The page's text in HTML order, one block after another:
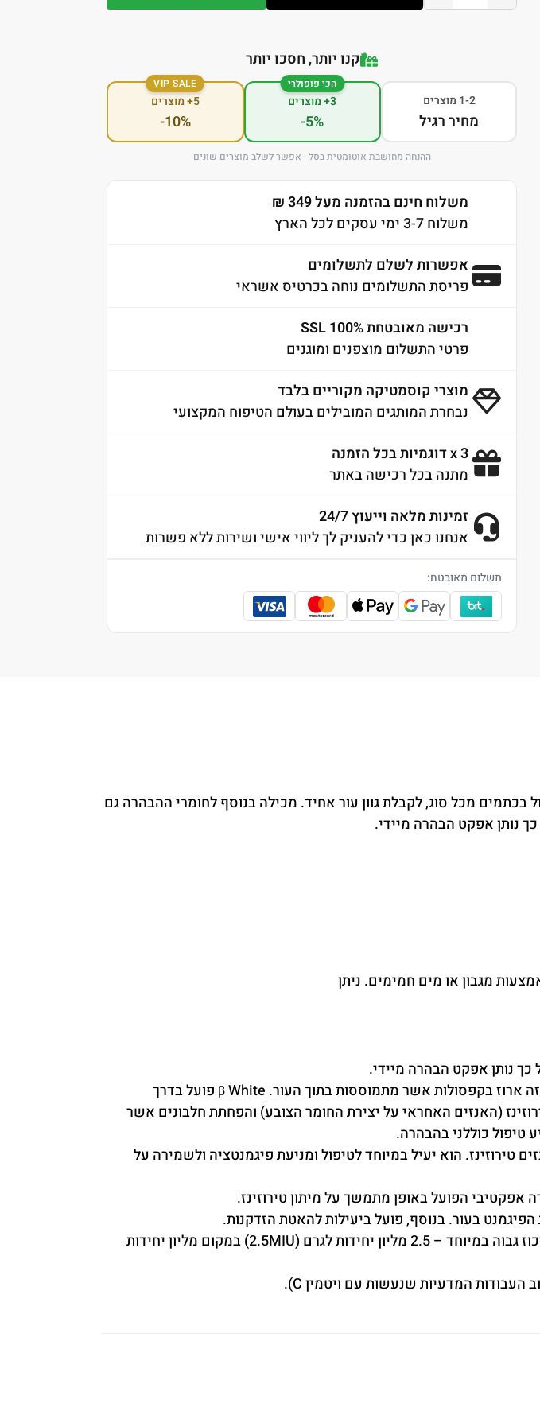
קנו יותר, חסכו יותר
1-2 מוצרים
מחיר רגיל
הכי פופולרי
3+ מוצרים
-5%
VIP SALE
5+ מוצרים
-10%
ההנחה מחושבת אוטומטית בסל · אפשר לשלב מוצרים שונים
משלוח חינם בהזמנה מעל 349 ₪
משלוח 3-7 ימי עסקים לכל הארץ
אפשרות לשלם לתשלומים
פריסת התשלומים נוחה בכרטיס אשראי
רכישה מאובטחת 100% SSL
פרטי התשלום מוצפנים ומוגנים
מוצרי קוסמטיקה מקוריים בלבד
נבחרת המותגים המובילים בעולם הטיפוח המקצועי
3 x דוגמיות בכל הזמנה
מתנה בכל רכישה באתר
זמינות מלאה וייעוץ 24/7
אנחנו כאן כדי להעניק לך ליווי אישי ושירות ללא פשרות
תשלום מאובטח:
מכל סוג, לקבלת גוון עור אחיד. מכילה בנוסף לחומרי ההבהרה גם
נותן אפקט הבהרה מיידי.
נותן אפקט הבהרה מיידי.
– קומפלקס מוגן פטנט המבוסס על פפטיד חדש – אוליגו-פפטיד-68. פפטיד זה ארוז בקפסולות אשר מתמוססות בתוך העור. β White פועל בדרך
(האנזים האחראי על יצירת החומר הצובע) והפחתת חלבונים אשר
טיפול כוללני בהבהרה.
הוא יעיל במיוחד לטיפול ומניעת פיגמנטציה ולשמירה על
אפקטיבי הפועל באופן מתמשך על מיתון טירוזינז.
בעור. בנוסף, פועל ביעילות להאטת הזדקנות.
– ויטמין A הידוע בין היתר כתורם לגוון עור אחיד. הויטמין בריכוז גבוה במיוחד – 2.5 מליון יחידות לגרם (2.5MIU) במקום מליון יחידות